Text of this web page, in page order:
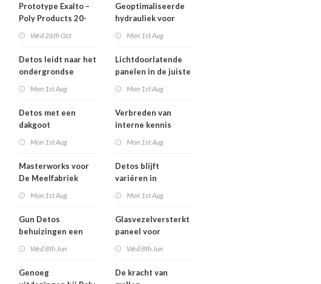
Prototype Exalto –
Poly Products 20-
Wed 26th Oct
Detos leidt naar het
ondergrondse
Mon 1st Aug
Detos met een
dakgoot
Mon 1st Aug
Masterworks voor
De Meelfabriek
Mon 1st Aug
Gun Detos
behuizingen een
Wed 8th Jun
Genoeg
Geoptimaliseerde
hydrauliek voor
afvalwaterverwerking
Mon 1st Aug
Lichtdoorlatende
panelen in de juiste
Mon 1st Aug
Verbreden van
interne kennis
Mon 1st Aug
Detos blijft
variëren in
Mon 1st Aug
Glasvezelversterkt
paneel voor
Wed 8th Jun
De kracht van